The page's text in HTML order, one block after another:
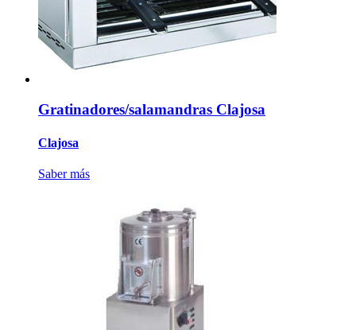
Gratinadores/salamandras Clajosa
Clajosa
Saber más